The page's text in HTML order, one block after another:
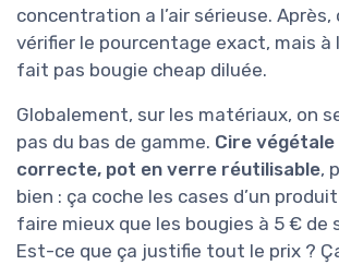
concentration a l’air sérieuse.
vérifier le pourcentage exact, mais à
fait pas bougie cheap diluée.
Globalement, sur les matériaux, on
pas du bas de gamme. Cire
correcte, pot en verre réutilisable,
bien : ça coche les cases d’un
faire mieux que les bougies à 5 € de
Est-ce que ça justifie tout le prix ?